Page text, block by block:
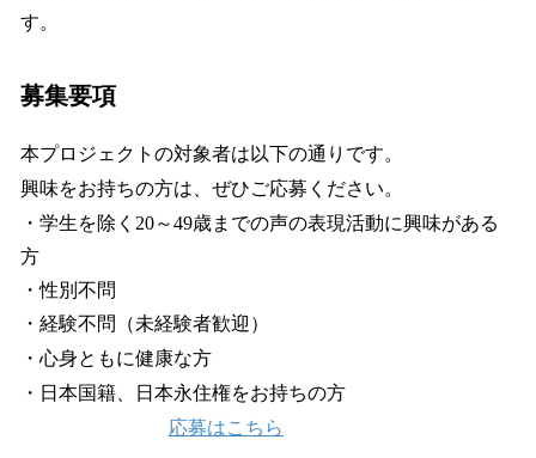
す。
募集要項
本プロジェクトの対象者は以下の通りです。
興味をお持ちの方は、ぜひご応募ください。
・学生を除く20～49歳までの声の表現活動に興味がある
方
・性別不問
・経験不問（未経験者歓迎）
・心身ともに健康な方
・日本国籍、日本永住権をお持ちの方
応募はこちら